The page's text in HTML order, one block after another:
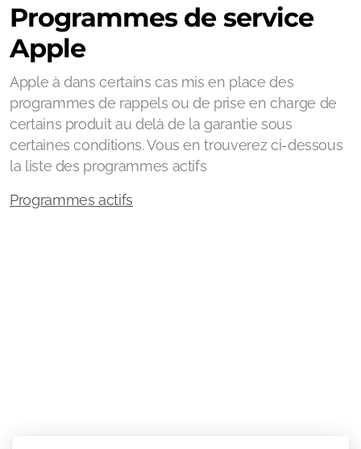
Programmes de service
Apple
Apple à dans certains cas mis en place des
programmes de rappels ou de prise en charge de
certains produit au delà de la garantie sous
certaines conditions. Vous en trouverez ci-dessous
la liste des programmes actifs
Programmes actifs
Beats
AirPods